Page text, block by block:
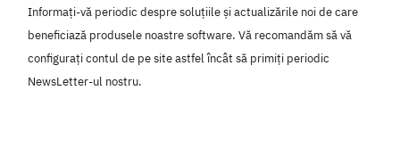
Informați-vă periodic despre soluțiile și actualizările noi de care
beneficiază produsele noastre software. Vă recomandăm să vă
configurați contul de pe site astfel încât să primiți periodic
NewsLetter-ul nostru.